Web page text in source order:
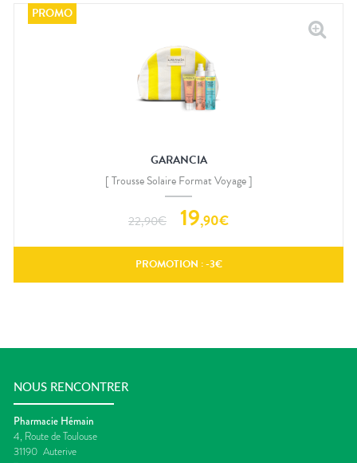
GARANCIA
[ Trousse Solaire Format Voyage ]
22,90€ 19,90€
PROMOTION : -3€
NOUS RENCONTRER
Pharmacie Hémain
4, Route de Toulouse
31190 Auterive